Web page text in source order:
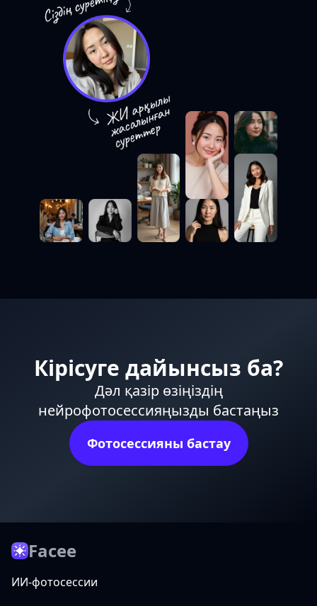
Кірісуге дайынсыз ба?
Дәл қазір өзіңіздің
нейрофотосессияңызды бастаңыз
Фотосессияны бастау
Facee
ИИ-фотосессии